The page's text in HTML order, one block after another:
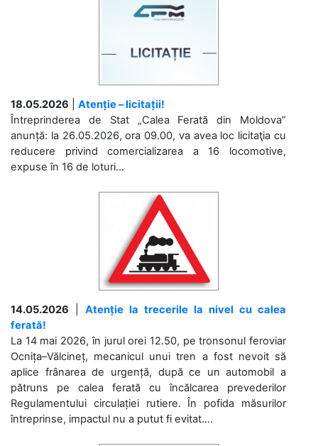
18.05.2026
Atenție – licitații!
Întreprinderea de Stat „Calea Ferată din Moldova”
anunță: la 26.05.2026, ora 09.00, va avea loc licitaţia cu
reducere privind comercializarea a 16 locomotive,
expuse în 16 de loturi...
14.05.2026
Atenție la trecerile la nivel cu calea
ferată!
La 14 mai 2026, în jurul orei 12.50, pe tronsonul feroviar
Ocnița–Vălcineț, mecanicul unui tren a fost nevoit să
aplice frânarea de urgență, după ce un automobil a
pătruns pe calea ferată cu încălcarea prevederilor
Regulamentului circulației rutiere. În pofida măsurilor
întreprinse, impactul nu a putut fi evitat....